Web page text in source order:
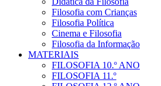
Filosofia com Crianças
Filosofia Política
Cinema e Filosofia
Filosofia da Informação
MATERIAIS
FILOSOFIA 10.º ANO
FILOSOFIA 11.º